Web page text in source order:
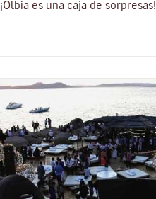
¡Olbia es una caja de sorpresas!